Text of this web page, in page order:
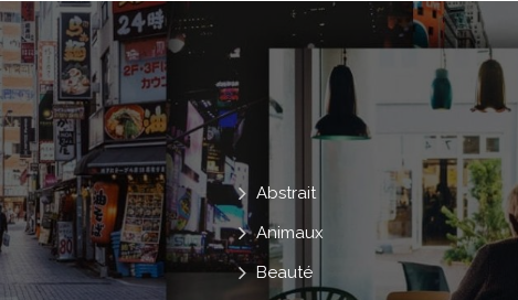
Abstrait
Animaux
Beauté